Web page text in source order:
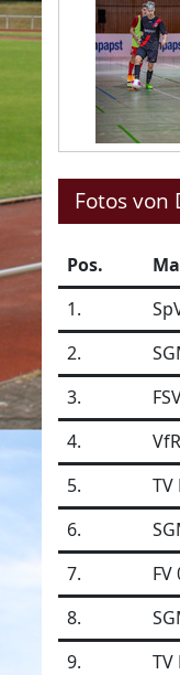
Fotos von
Pos.
1.
2.
3.
4.
5.
6.
7.
8.
9.